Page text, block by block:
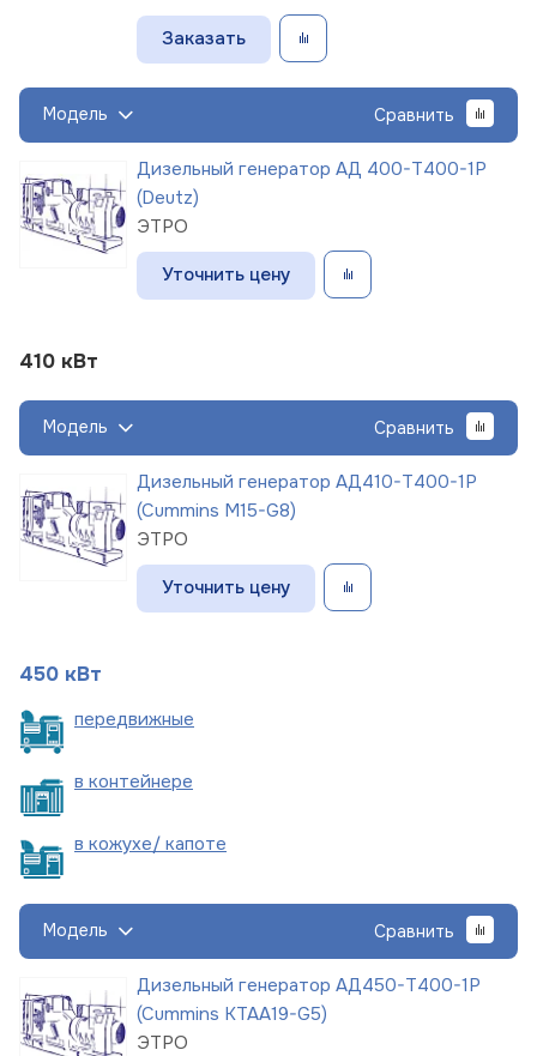
Заказать
Модель Сравнить
Дизельный генератор АД 400-Т400-1Р
(Deutz)
ЭТРО
Уточнить цену
410 кВт
Модель Сравнить
Дизельный генератор АД410-Т400-1Р
(Cummins M15-G8)
ЭТРО
Уточнить цену
450 кВт
передвижные
в контейнере
в кожухе/ капоте
Модель Сравнить
Дизельный генератор АД450-Т400-1Р
(Cummins KTAA19-G5)
ЭТРО